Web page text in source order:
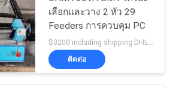
เลือกและวาง 2 หัว 29
Feeders การควบคุม PC
ติดต่อ